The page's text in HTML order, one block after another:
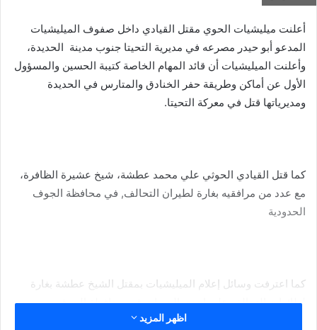
أعلنت ميليشيات الحوي مقتل القيادي داخل صفوف الميليشيات
المدعو أبو حيدر مصرعه في مديرية التحيتا جنوب مدينة الحديدة،
وأعلنت الميليشيات أن قائد المهام الخاصة كتيبة الحسين والمسؤول
الأول عن أماكن وطريقة حفر الخنادق والمتارس في الحديدة
ومديرياتها قتل في معركة التحيتا.
كما قتل القيادي الحوثي علي محمد عطشة، شيخ عشيرة الظافرة،
مع عدد من مرافقيه بغارة لطيران التحالف, في محافظة الجوف
الحدودية
كما اعترفت وسائل إعلام الميليشيات بمقتل الشيخ عطشة بغارة
لطائرات التحالف على إحدى الجبهات في محافظة الجوف.
اظهر المزيد